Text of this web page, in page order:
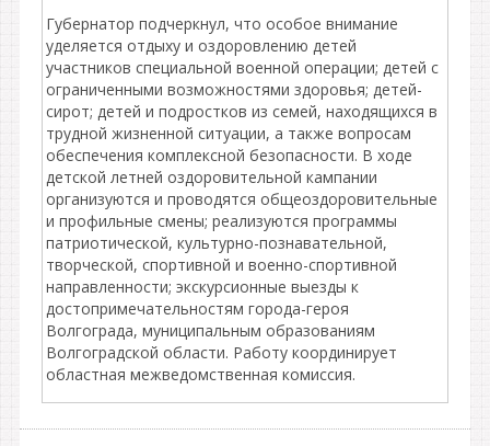
Губернатор подчеркнул, что особое внимание
уделяется отдыху и оздоровлению детей
участников специальной военной операции; детей с
ограниченными возможностями здоровья; детей-
сирот; детей и подростков из семей, находящихся в
трудной жизненной ситуации, а также вопросам
обеспечения комплексной безопасности. В ходе
детской летней оздоровительной кампании
организуются и проводятся общеоздоровительные
и профильные смены; реализуются программы
патриотической, культурно-познавательной,
творческой, спортивной и военно-спортивной
направленности; экскурсионные выезды к
достопримечательностям города-героя
Волгограда, муниципальным образованиям
Волгоградской области. Работу координирует
областная межведомственная комиссия.